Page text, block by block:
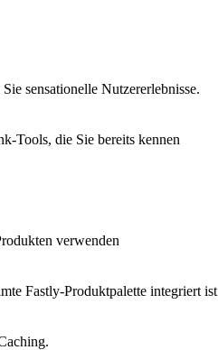
sensationelle Nutzererlebnisse.
Tools, die Sie bereits kennen
verwenden
Fastly-Produktpalette integriert ist